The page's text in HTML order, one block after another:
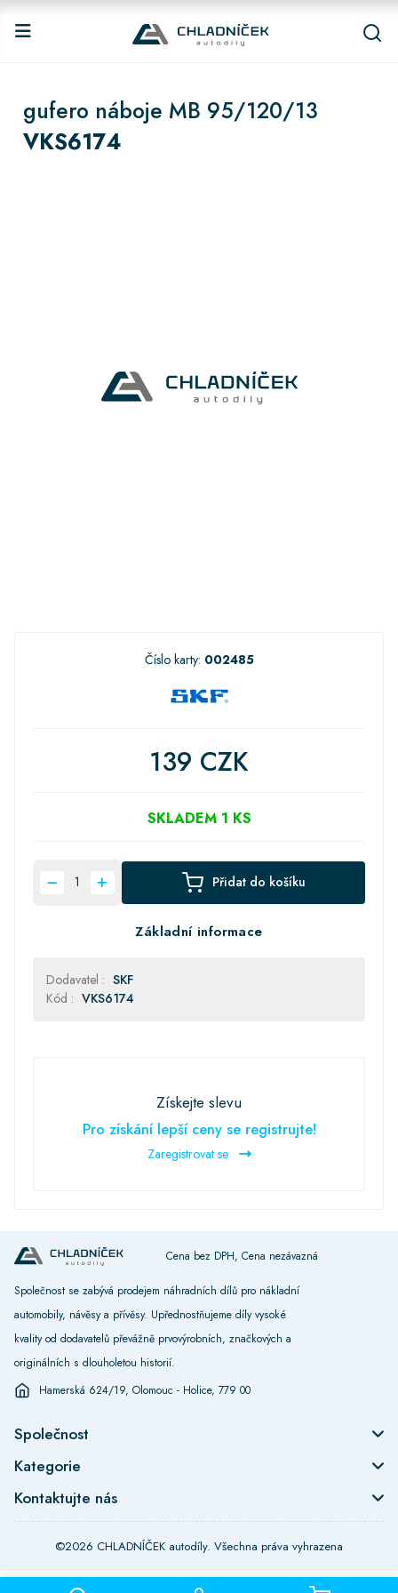
gufero náboje MB 95/120/13
VKS6174
Číslo karty: 002485
139 CZK
SKLADEM 1 KS
Přidat do košíku
Základní informace
Dodavatel : SKF
Kód : VKS6174
Získejte slevu
Pro získání lepší ceny se registrujte!
Zaregistrovat se
Cena bez DPH, Cena nezávazná
Společnost se zabývá prodejem náhradních dílů pro nákladní
automobily, návěsy a přívěsy. Upřednostňujeme díly vysoké
kvality od dodavatelů převážně prvovýrobních, značkových a
originálních s dlouholetou historií.
Hamerská 624/19, Olomouc - Holice, 779 00
Společnost
Kategorie
Kontaktujte nás
©2026 CHLADNÍČEK autodíly. Všechna práva vyhrazena